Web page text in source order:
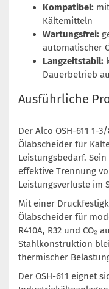
Kompatibel:
Kältemitteln
Wartungsfrei:
automatischer
Langzeitstabil:
Dauerbetrieb
Ausführliche
Der Alco OSH-611 1-
Ölabscheider für
Leistungsbedarf.
effektive Trennung
Leistungsverluste im
Mit einer
Ölabscheider für
R410A, R32 und CO₂
Stahlkonstruktion
thermischer
Der OSH-611 eignet